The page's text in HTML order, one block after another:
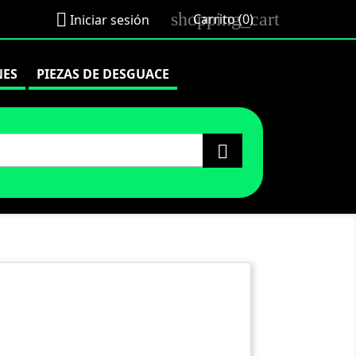
 Iniciar sesión shopping_cart
Carrito(0)
PIEZAS DE DESGUACE
